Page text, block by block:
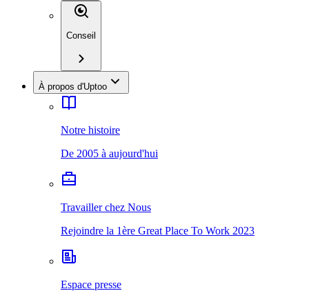
Conseil
À propos d'Uptoo
Notre histoire
De 2005 à aujourd'hui
Travailler chez Nous
Rejoindre la 1ère Great Place To Work 2023
Espace presse